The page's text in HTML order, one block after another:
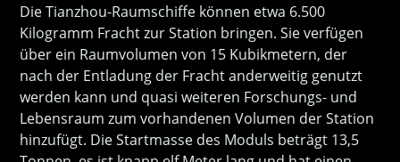
Die Tianzhou-Raumschiffe können etwa 6.500
Kilogramm Fracht zur Station bringen. Sie verfügen
über ein Raumvolumen von 15 Kubikmetern, der
nach der Entladung der Fracht anderweitig genutzt
werden kann und quasi weiteren Forschungs- und
Lebensraum zum vorhandenen Volumen der Station
hinzufügt. Die Startmasse des Moduls beträgt 13,5